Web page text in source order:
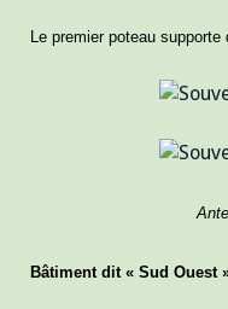
Le premier poteau supporte
Bâtiment dit « Sud Ouest